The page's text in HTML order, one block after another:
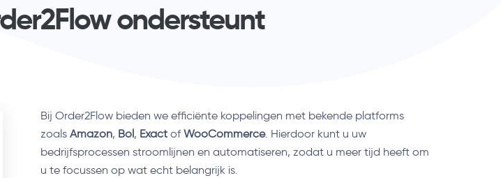
ondersteunt
Bij Order2Flow bieden we efficiënte koppelingen met bekende platforms
zoals Amazon, Bol , Exact ofWooCommerce. Hierdoor kunt u uw
bedrijfsprocessen stroomlijnen en automatiseren, zodat u meer tijd heeft om
u te focussen op wat echt belangrijk is.